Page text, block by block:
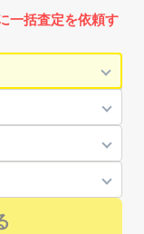
一括査定を依頼す